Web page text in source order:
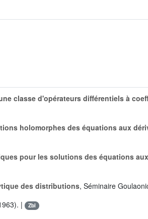
classe d'opérateurs différentiels à
holomorphes des équations aux
pour les solutions des équations
des distributions, Séminaire
| Zbl